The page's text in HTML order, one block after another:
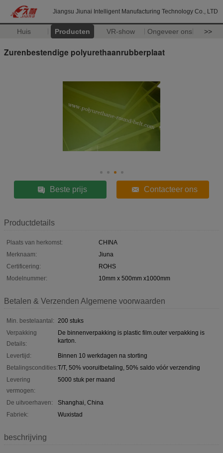
Jiangsu Jiunai Intelligent Manufacturing Technology Co., LTD
Huis Producten VR-show Ongeveer ons >>
Zurenbestendige polyurethaanrubberplaat
Beste prijs Contacteer ons
Productdetails
Plaats van herkomst:
CHINA
Merknaam:
Jiuna
Certificering:
ROHS
Modelnummer:
10mm x 500mm x1000mm
Betalen & Verzenden Algemene voorwaarden
Min. bestelaantal: 200 stuks
Verpakking
Details:
De binnenverpakking is plastic film.outer verpakking is
karton.
Levertijd:
Binnen 10 werkdagen na storting
Betalingscondities:T/T, 50% vooruitbetaling, 50% saldo vóór verzending
Levering
vermogen:
5000 stuk per maand
De uitvoerhaven:
Shanghai, China
Fabriek:
Wuxistad
beschrijving